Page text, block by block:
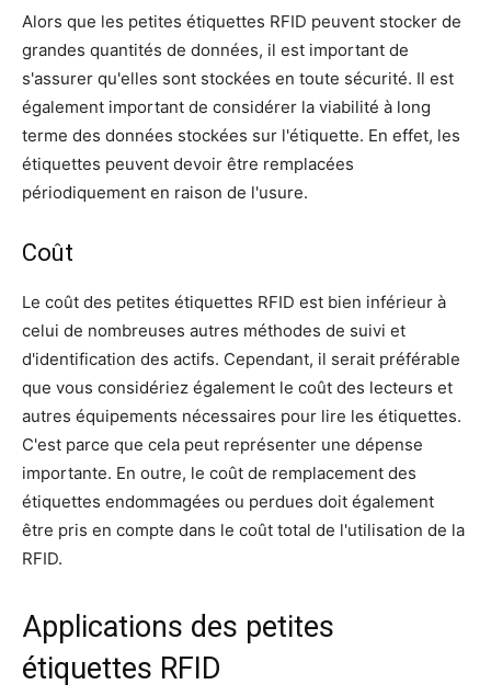
Alors que les petites étiquettes RFID peuvent stocker de
grandes quantités de données, il est important de
s'assurer qu'elles sont stockées en toute sécurité. Il est
également important de considérer la viabilité à long
terme des données stockées sur l'étiquette. En effet, les
étiquettes peuvent devoir être remplacées
périodiquement en raison de l'usure.
Coût
Le coût des petites étiquettes RFID est bien inférieur à
celui de nombreuses autres méthodes de suivi et
d'identification des actifs. Cependant, il serait préférable
que vous considériez également le coût des lecteurs et
autres équipements nécessaires pour lire les étiquettes.
C'est parce que cela peut représenter une dépense
importante. En outre, le coût de remplacement des
étiquettes endommagées ou perdues doit également
être pris en compte dans le coût total de l'utilisation de la
RFID.
Applications des petites
étiquettes RFID